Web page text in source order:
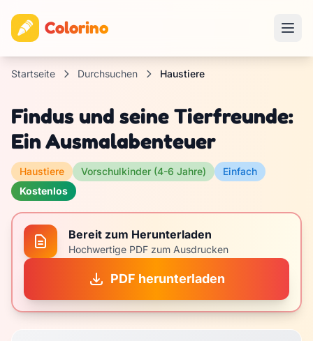
Colorino
Startseite Durchsuchen Haustiere
Findus und seine Tierfreunde:
Ein Ausmalabenteuer
Haustiere Vorschulkinder (4-6 Jahre)
Einfach
Kostenlos
Bereit zum Herunterladen
Hochwertige PDF zum Ausdrucken
PDF herunterladen